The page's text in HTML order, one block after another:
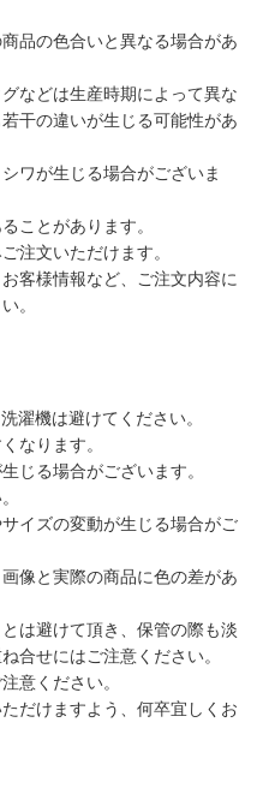
品の色合いと異なる場合があ
などは生産時期によって異な
干の違いが生じる可能性があ
ワが生じる場合がございま
ことがあります。
注文いただけます。
客様情報など、ご注文内容に
。
濯機は避けてください。
なります。
じる場合がございます。
イズの変動が生じる場合がご
像と実際の商品に色の差があ
は避けて頂き、保管の際も淡
合せにはご注意ください。
意ください。
だけますよう、何卒宜しくお